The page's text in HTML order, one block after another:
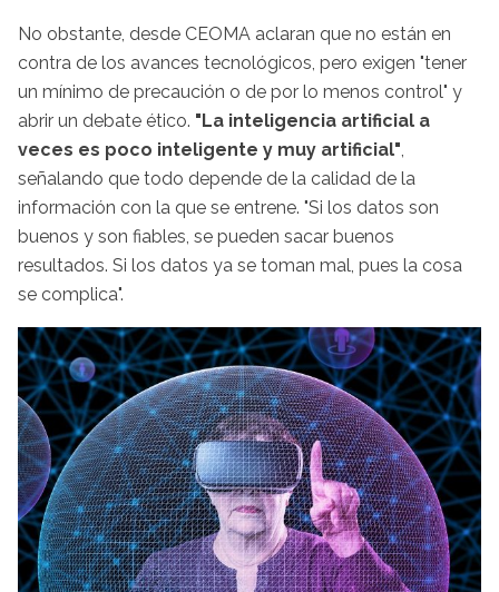
No obstante, desde CEOMA aclaran que no están en
contra de los avances tecnológicos, pero exigen "tener
un mínimo de precaución o de por lo menos control" y
abrir un debate ético. "La inteligencia artificial a
veces es poco inteligente y muy artificial"
señalando que todo depende de la calidad de la
información con la que se entrene. "Si los datos son
buenos y son fiables, se pueden sacar buenos
resultados. Si los datos ya se toman mal, pues la cosa
se complica".